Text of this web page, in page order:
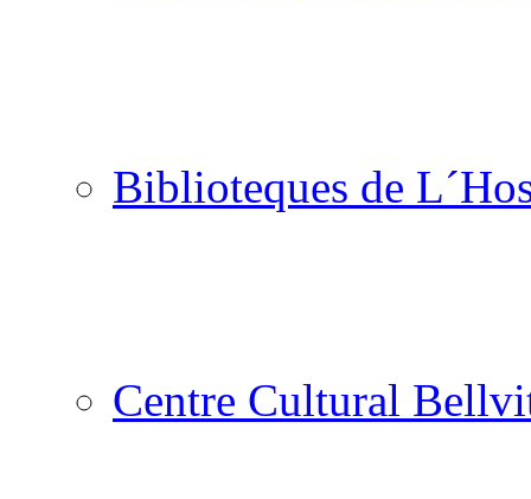
Biblioteques de
Centre Cultural